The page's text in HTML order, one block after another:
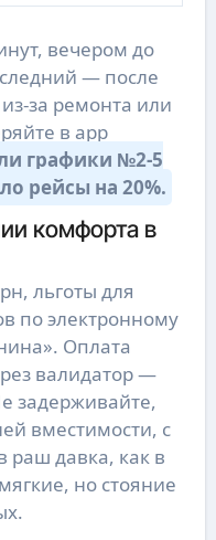
вечером до
— после
за ремонта или
в app
графики №2-5
рейсы на 20%.
комфорта в
льготы для
по электронному
Оплата
валидатор —
задерживайте,
вместимости, с
раш давка, как в
но стояние